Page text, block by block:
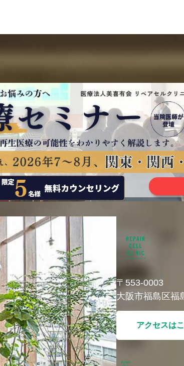
〒553-0003
大阪市福島区福
アクセスは